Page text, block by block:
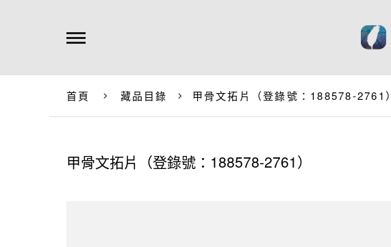
首頁 藏品目錄 甲骨文拓片（登錄號：188578-2761）
甲骨文拓片（登錄號：188578-2761）